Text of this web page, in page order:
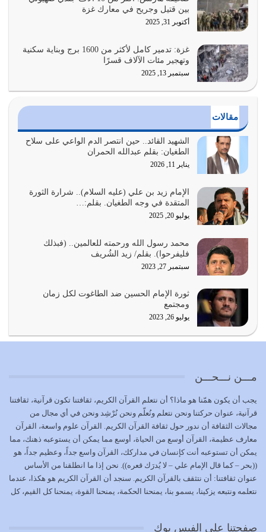
أراد الله لهذه الأمة ان تكون خير امة أخرجت للناس بالنهوض
بالأمر بالمعروف والنهي عن…
يوليو 25, 2026
الدين الذي شرعه الله لا يجوز أن يخضع لآرائنا وأهوائنا
أي أمة تتفرق في الدين وتتفرق في كيانها معناه أنها أصبحت
أمة عاجزة عن النهوض…
يوليو 23, 2026
بحبل الله جميعاً وليس كل…
يوليو 22, 2026
يشاء ويذل من يشاء
يوليو 21, 2026
كل زمان…
يوليو 19, 2026
الوظيفة عبارة عن مسؤولية يجب النهوض بها كما ينبغي لكي
وَالْمُنْفِقِينَ…
يوليو 17, 2026
الاعتصام بحبل الله أمر إلهي للمؤمنين وهو بمثابة سبب بينهم
وبين الله يترتب عليه النصر…
يوليو 16, 2026
إما أن نحاول أن نكون من أولياء الله فيتم على أيدينا ضرب
يوليو 15, 2026
بين قتيل وجريح في معارك غزة
أكتوبر 31, 2025
غزة: تدمير كامل لأكثر من 1600 برج وبناية سكنية
وتهجير مئات الآلاف قسرًا
سبتمبر 13, 2025
مقالات
الشهيد القائد.. حين انتصر الدم الواعي على سلاح
الطغيان: بقلم عبدالله الحمران
يناير 11, 2026
الإمام زيد بن علي (عليه السلام).. شرارة الثورة
المتقدة في وجه الطغيان. بقلم:…
يوليو 20, 2025
محمد رسول الله ورحمته للعالمين.. (فبذلك
فليفرحوا). بقلم/ زيد الشُريف
سبتمبر 27, 2023
ثورة الإمام الحسين ضد الطاغوت لكل زمان
ومجتمع
يوليو 26, 2023
مـــن نـــحـــن
يجب أن يكون همّنا هو ماذا؟ أن نتعلم القرآن الكريم، ثقافتنا تكون قرآنية، ثقافتنا
قرآنية، عنوان حركتنا ونحن نتعلم ونُعلّم ونحن نُرْشِد ونحن في أي مجال من
مجالات الثقافة أن ندور حول ثقافة القرآن الكريم. القرآن علوم واسعة، القرآن
معارف عظيمة، القرآن أوسع من الحياة، أوسع مما يمكن أن يستوعبه ذهنك، مما
يمكن أن تستوعبه أنت كإنسان في مداركك، القرآن واسع جداً، وعظيم جداً، هو
((بحر – كما قال الإمام علي – لا يُدرَك قعره)). نحن إذا ما انطلقنا من الأساس
عنوان ثقافتنا: أن نتثقف بالقرآن الكريم. سنجد أن القرآن الكريم هو هكذا، عندما
نتعلمه ونتبعه يزكينا، يسمو بنا، يمنحنا الحكمة، يمنحنا القوة، يمنحنا كل القيم، كل
صفحتنا على الفيس بوك